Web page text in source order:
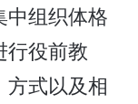
中组织体格
行役前教
式以及相